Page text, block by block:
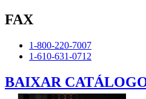
FAX
1-800-220-7007
1-610-631-0712
BAIXAR